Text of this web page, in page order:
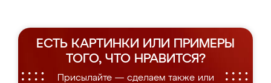
ЕСТЬ КАРТИНКИ ИЛИ ПРИМЕРЫ
ТОГО, ЧТО НРАВИТСЯ?
Присылайте — сделаем также или